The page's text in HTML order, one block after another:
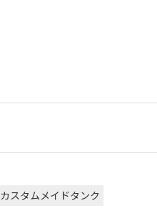
カスタムメイドタンク